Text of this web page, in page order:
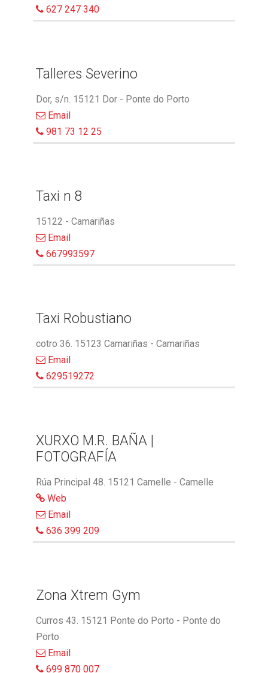
627 247 340
Talleres Severino
Dor, s/n. 15121 Dor - Ponte do Porto
Email
981 73 12 25
Taxi n 8
15122 - Camariñas
Email
667993597
Taxi Robustiano
cotro 36. 15123 Camariñas - Camariñas
Email
629519272
XURXO M.R. BAÑA |
FOTOGRAFÍA
Rúa Principal 48. 15121 Camelle - Camelle
Web
Email
636 399 209
Zona Xtrem Gym
Curros 43. 15121 Ponte do Porto - Ponte do
Porto
Email
699 870 007